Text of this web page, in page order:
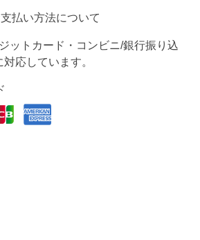
払い方法について
ットカード・コンビニ/銀行振り込
応しています。